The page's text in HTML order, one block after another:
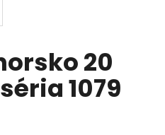
20
1079